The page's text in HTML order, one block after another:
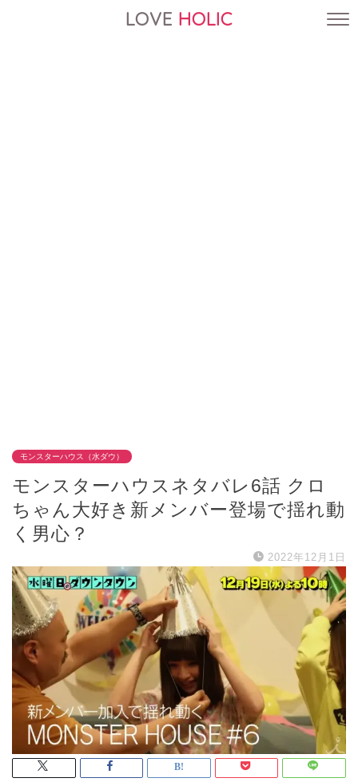
LOVE HOLIC
モンスターハウス（水ダウ）
モンスターハウスネタバレ6話 クロ
ちゃん大好き新メンバー登場で揺れ動
く男心？
2022年12月1日